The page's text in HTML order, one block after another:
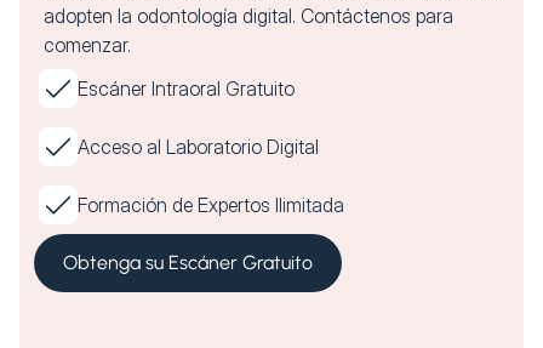
adopten la odontología digital. Contáctenos para
comenzar.
Escáner Intraoral Gratuito
Acceso al Laboratorio Digital
Formación de Expertos Ilimitada
Obtenga su Escáner Gratuito